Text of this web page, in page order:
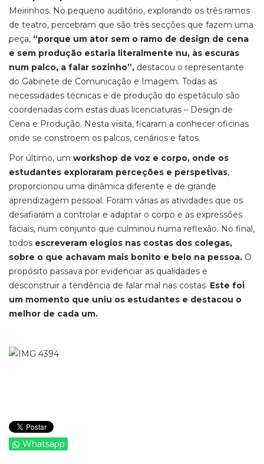
Meirinhos. No pequeno auditório, explorando os três ramos
de teatro, percebram que são três secções que fazem uma
peça, “porque um ator sem o ramo de design de cena
e sem produção estaria literalmente nu, às escuras
num palco, a falar sozinho”, destacou o representante
do Gabinete de Comunicação e Imagem. Todas as
necessidades técnicas e de produção do espetáculo são
coordenadas com estas duas licenciaturas – Design de
Cena e Produção. Nesta visita, ficaram a conhecer oficinas
onde se constroem os palcos, cenários e fatos.
Por último, um workshop de voz e corpo, onde os
estudantes exploraram perceções e perspetivas,
proporcionou uma dinâmica diferente e de grande
aprendizagem pessoal. Foram várias as atividades que os
desafiaram a controlar e adaptar o corpo e as expressões
faciais, num conjunto que culminou numa reflexão. No final,
todos escreveram elogios nas costas dos colegas,
sobre o que achavam mais bonito e belo na pessoa. O
propósito passava por evidenciar as qualidades e
desconstruir a tendência de falar mal nas costas. Este foi
um momento que uniu os estudantes e destacou o
melhor de cada um.
Whatsapp